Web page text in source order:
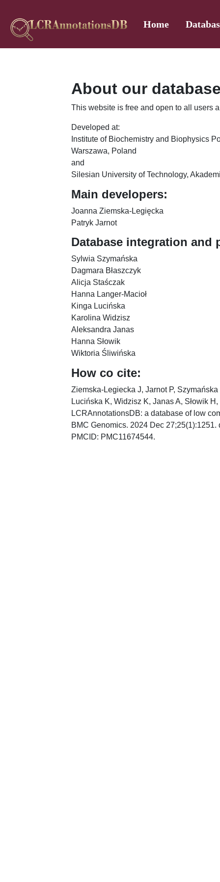
Home
About our
This website is free and open to all users
Developed at:
Institute of Biochemistry and Biophysics
Warszawa, Poland
and
Silesian University of Technology,
Main developers:
Joanna Ziemska-Legięcka
Patryk Jarnot
Database integration and
Sylwia Szymańska
Dagmara Błaszczyk
Alicja Staśczak
Hanna Langer-Macioł
Kinga Lucińska
Karolina Widzisz
Aleksandra Janas
Hanna Słowik
Wiktoria Śliwińska
How co cite:
Ziemska-Legiecka J, Jarnot P,
Lucińska K, Widzisz K, Janas A, Słowik
LCRAnnotationsDB: a database of low
BMC Genomics. 2024 Dec
PMCID: PMC11674544.